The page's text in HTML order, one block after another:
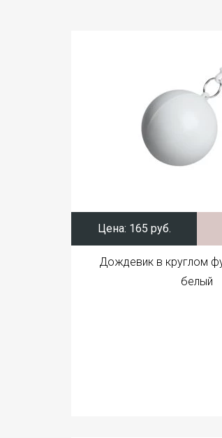
Цена: 165 руб.
Дождевик в круглом
белый